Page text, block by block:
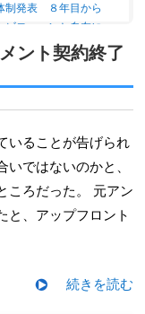
制発表 ８年目から
ビヨ～～ンと自在に
ント契約終了
ではないのかと、
ころだった。 元アン
と、アップフロント
続きを読む